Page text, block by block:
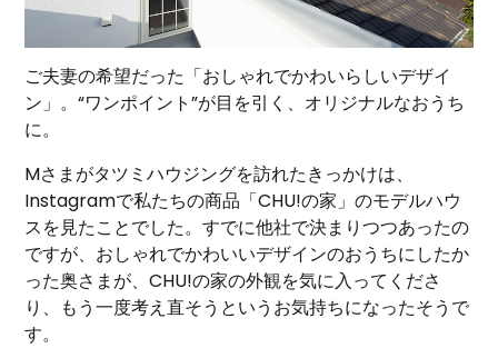
ご夫妻の希望だった「おしゃれでかわいらしいデザイ
ン」。“ワンポイント”が目を引く、オリジナルなおうち
に。
Mさまがタツミハウジングを訪れたきっかけは、
Instagramで私たちの商品「CHU!の家」のモデルハウ
スを見たことでした。すでに他社で決まりつつあったの
ですが、おしゃれでかわいいデザインのおうちにしたか
った奥さまが、CHU!の家の外観を気に入ってくださ
り、もう一度考え直そうというお気持ちになったそうで
す。